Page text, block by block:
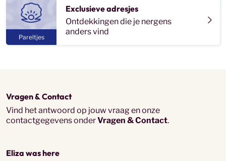
Pareltjes
Exclusieve adresjes
Ontdekkingen die je nergens
anders vind
Vragen & Contact
Vind het antwoord op jouw vraag en onze
contactgegevens onderVragen & Contact.
Eliza was here